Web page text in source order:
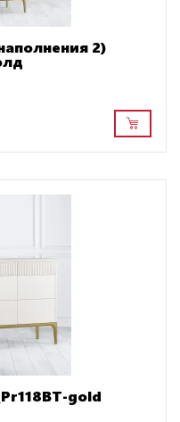
2)
gold